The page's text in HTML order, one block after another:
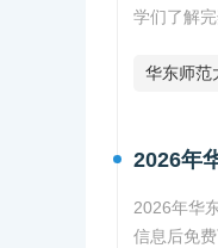
学们了解
华东师范
2026年
2026年华
信息后免费